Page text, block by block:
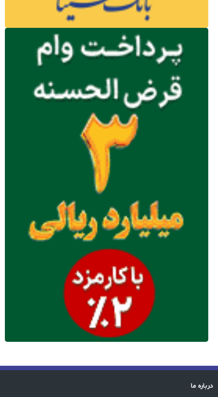
درباره ما